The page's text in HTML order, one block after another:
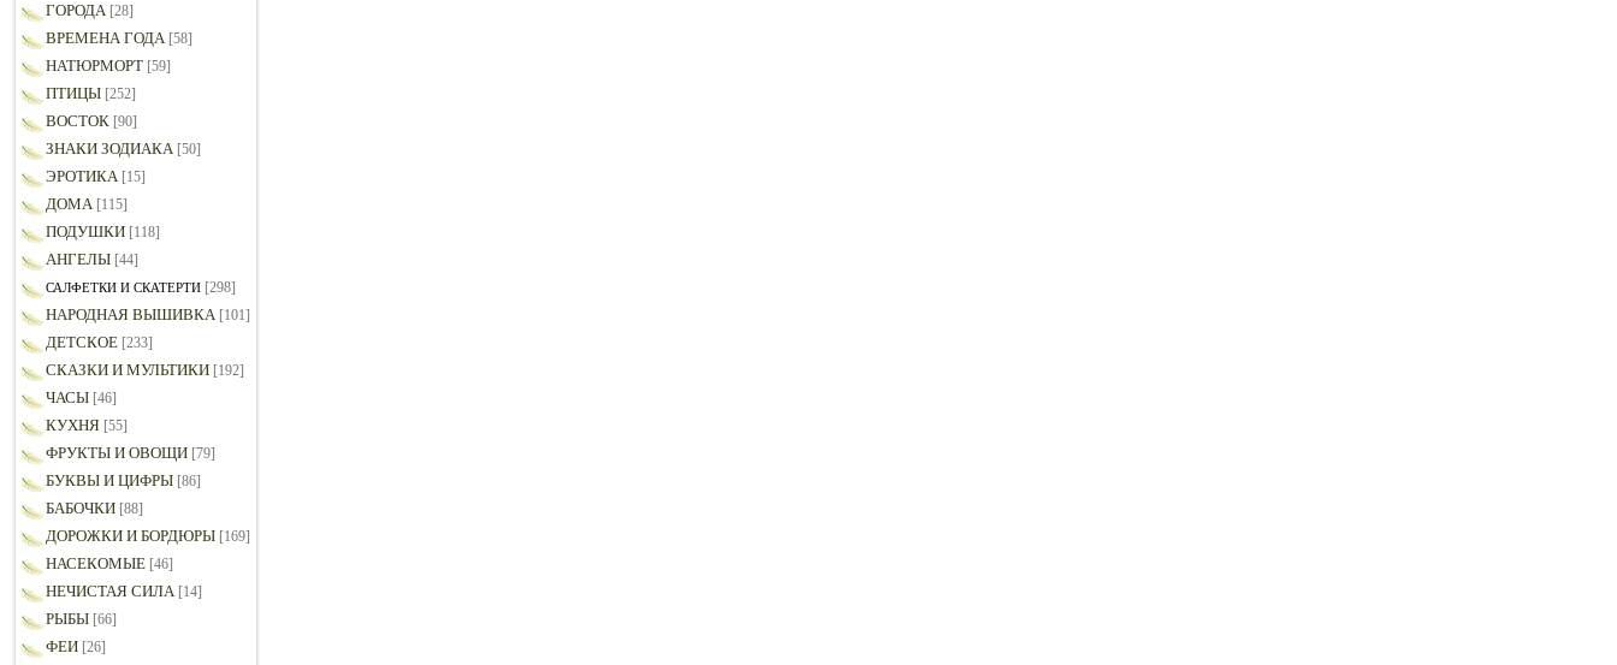
ГОРОДА [28]
ВРЕМЕНА ГОДА [58]
НАТЮРМОРТ [59]
ПТИЦЫ [252]
ВОСТОК [90]
ЗНАКИ ЗОДИАКА [50]
ЭРОТИКА [15]
ДОМА [115]
ПОДУШКИ [118]
АНГЕЛЫ [44]
САЛФЕТКИ И СКАТЕРТИ [298]
НАРОДНАЯ ВЫШИВКА [101]
ДЕТСКОЕ [233]
СКАЗКИ И МУЛЬТИКИ [192]
ЧАСЫ [46]
КУХНЯ [55]
ФРУКТЫ И ОВОЩИ [79]
БУКВЫ И ЦИФРЫ [86]
БАБОЧКИ [88]
ДОРОЖКИ И БОРДЮРЫ [169]
НАСЕКОМЫЕ [46]
НЕЧИСТАЯ СИЛА [14]
РЫБЫ [66]
ФЕИ [26]